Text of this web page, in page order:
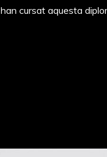
han cursat aquesta